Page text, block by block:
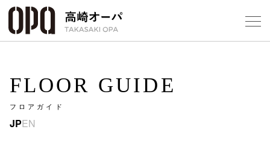
FLOOR GUIDE
フロアガイド
JPEN